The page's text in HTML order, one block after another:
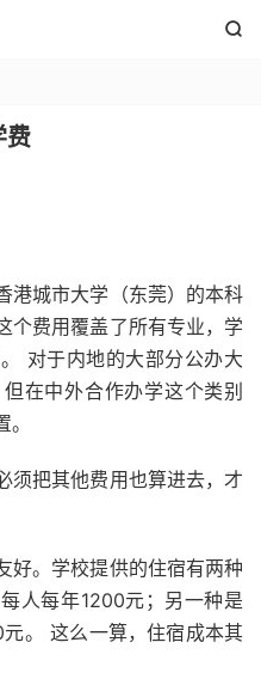

费
港城市大学（东莞）的本科
个费用覆盖了所有专业，学
对于内地的大部分公办大
在中外合作办学这个类别
须把其他费用也算进去，才
好。学校提供的住宿有两种
人每年1200元；另一种是
。 这么一算，住宿成本其